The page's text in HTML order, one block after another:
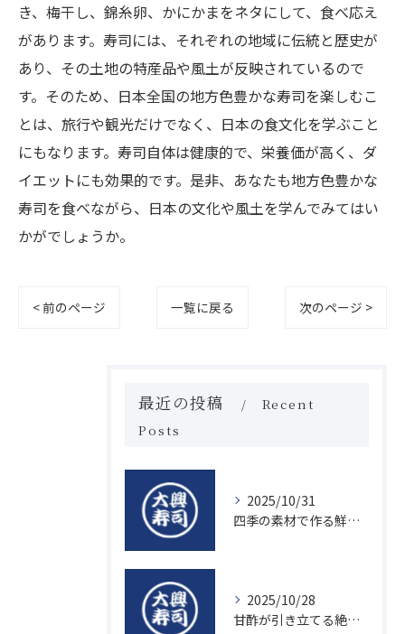
き、梅干し、錦糸卵、かにかまをネタにして、食べ応え
があります。寿司には、それぞれの地域に伝統と歴史が
あり、その土地の特産品や風土が反映されているので
す。そのため、日本全国の地方色豊かな寿司を楽しむこ
とは、旅行や観光だけでなく、日本の食文化を学ぶこと
にもなります。寿司自体は健康的で、栄養価が高く、ダ
イエットにも効果的です。是非、あなたも地方色豊かな
寿司を食べながら、日本の文化や風土を学んでみてはい
かがでしょうか。
< 前のページ 一覧に戻る 次のページ >
最近の投稿
Recent
Posts
2025/10/31
四季の素材で作る鮮度抜群の握り寿司の魅力
2025/10/28
甘酢が引き立てる絶品寿司のシャリの秘密